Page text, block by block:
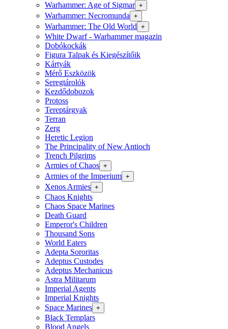
Warhammer: Age of Sigmar +
Warhammer: Necromunda +
Warhammer: The Old World +
White Dwarf - Warhammer magazin
Dobókockák
Figura Talpak és Kiegészítőik
Kártyák
Mérő Eszközök
Seregtárolók
Kezdődobozok
Protoss
Tereptárgyak
Terran
Zerg
Heretic Legion
The Principality of New Antioch
Trench Pilgrims
Armies of Chaos +
Armies of the Imperium +
Xenos Armies +
Chaos Knights
Chaos Space Marines
Death Guard
Emperor's Children
Thousand Sons
World Eaters
Adepta Sororitas
Adeptus Custodes
Adeptus Mechanicus
Astra Militarum
Imperial Agents
Imperial Knights
Space Marines +
Black Templars
Blood Angels